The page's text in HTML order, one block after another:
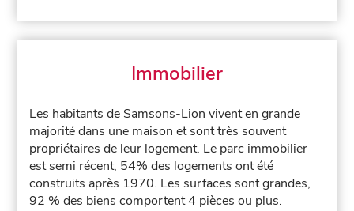
Immobilier
Les habitants de Samsons-Lion vivent en grande
majorité dans une maison et sont très souvent
propriétaires de leur logement. Le parc immobilier
est semi récent, 54% des logements ont été
construits après 1970. Les surfaces sont grandes,
92 % des biens comportent 4 pièces ou plus.